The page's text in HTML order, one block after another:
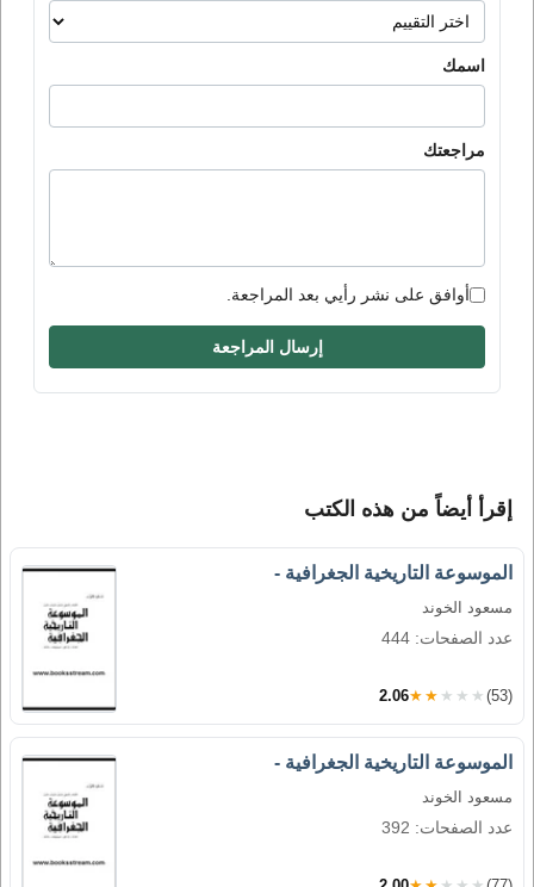
اسمك
مراجعتك
أوافق على نشر رأيي بعد المراجعة.
إرسال المراجعة
إقرأ أيضاً من هذه الكتب
الموسوعة التاريخية الجغرافية -
مسعود الخوند
عدد الصفحات: 444
2.06★★★★★ (53)
الموسوعة التاريخية الجغرافية -
مسعود الخوند
عدد الصفحات: 392